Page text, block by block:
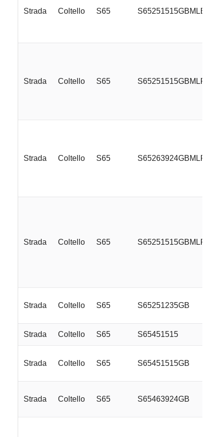
Strada Coltello S65 S65251515GBMLE
Strada Coltello S65 S65251515GBMLR
Strada Coltello S65 S65263924GBMLR
Strada Coltello S65 S65251515GBMLRE
Strada Coltello S65 S65251235GB
Strada Coltello S65 S65451515
Strada Coltello S65 S65451515GB
Strada Coltello S65 S65463924GB